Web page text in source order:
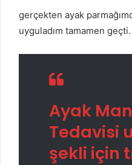
gerçekten ayak
uyguladım tamamen geçti.
Ayak
Tedavisi
şekli için